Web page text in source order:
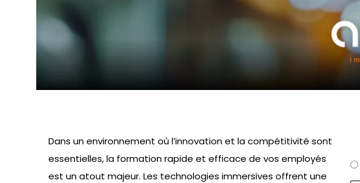
Dans un environnement où l’innovation et la compétitivité sont
essentielles, la formation rapide et efficace de vos employés
est un atout majeur. Les technologies immersives offrent une